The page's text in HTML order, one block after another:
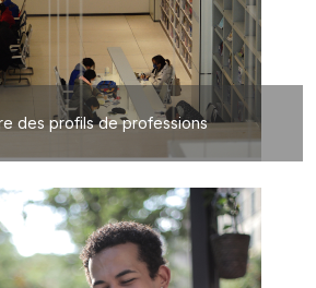
des profils de professions